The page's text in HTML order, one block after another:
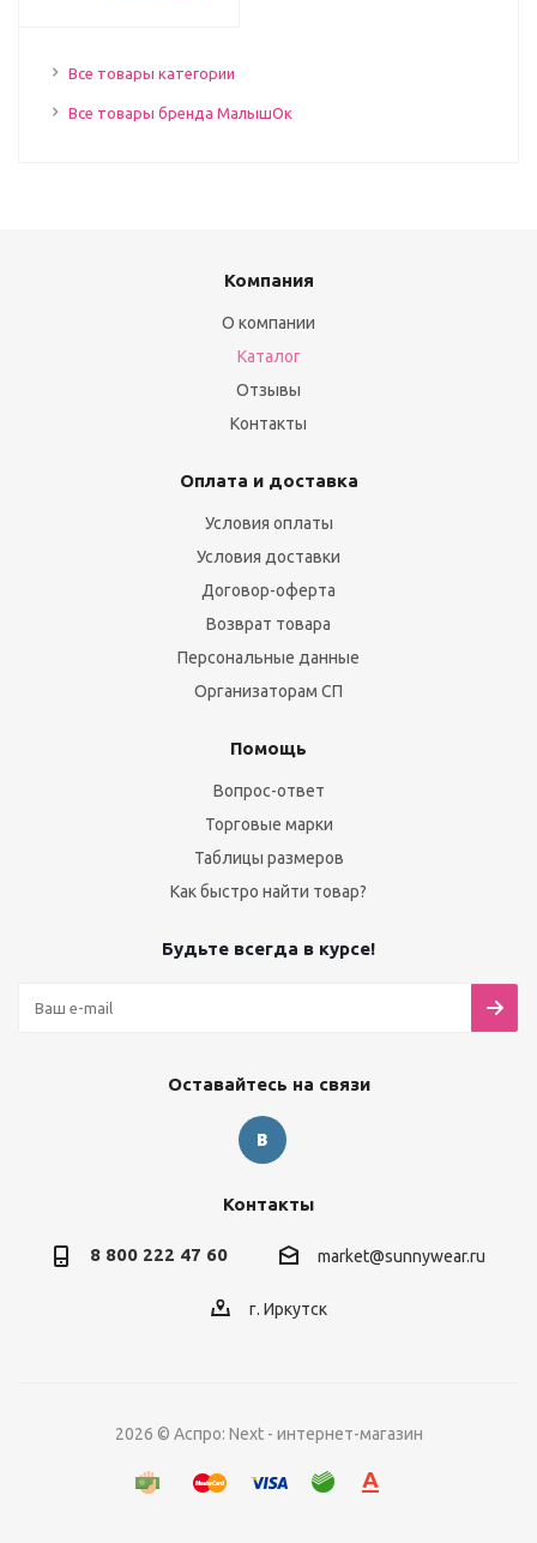
Все товары категории
Все товары бренда МалышОк
Компания
О компании
Каталог
Отзывы
Контакты
Оплата и доставка
Условия оплаты
Условия доставки
Договор-оферта
Возврат товара
Персональные данные
Организаторам СП
Помощь
Вопрос-ответ
Торговые марки
Таблицы размеров
Как быстро найти товар?
Будьте всегда в курсе!
Оставайтесь на связи
Контакты
8 800 222 47 60 market@sunnywear.ru
г. Иркутск
2026 © Аспро: Next - интернет-магазин